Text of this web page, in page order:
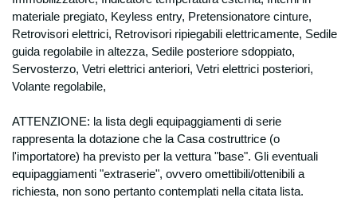
materiale pregiato, Keyless entry, Pretensionatore cinture,
Retrovisori elettrici, Retrovisori ripiegabili elettricamente, Sedile
guida regolabile in altezza, Sedile posteriore sdoppiato,
Servosterzo, Vetri elettrici anteriori, Vetri elettrici posteriori,
Volante regolabile,
ATTENZIONE: la lista degli equipaggiamenti di serie
rappresenta la dotazione che la Casa costruttrice (o
l'importatore) ha previsto per la vettura "base". Gli eventuali
equipaggiamenti "extraserie", ovvero omettibili/ottenibili a
richiesta, non sono pertanto contemplati nella citata lista.